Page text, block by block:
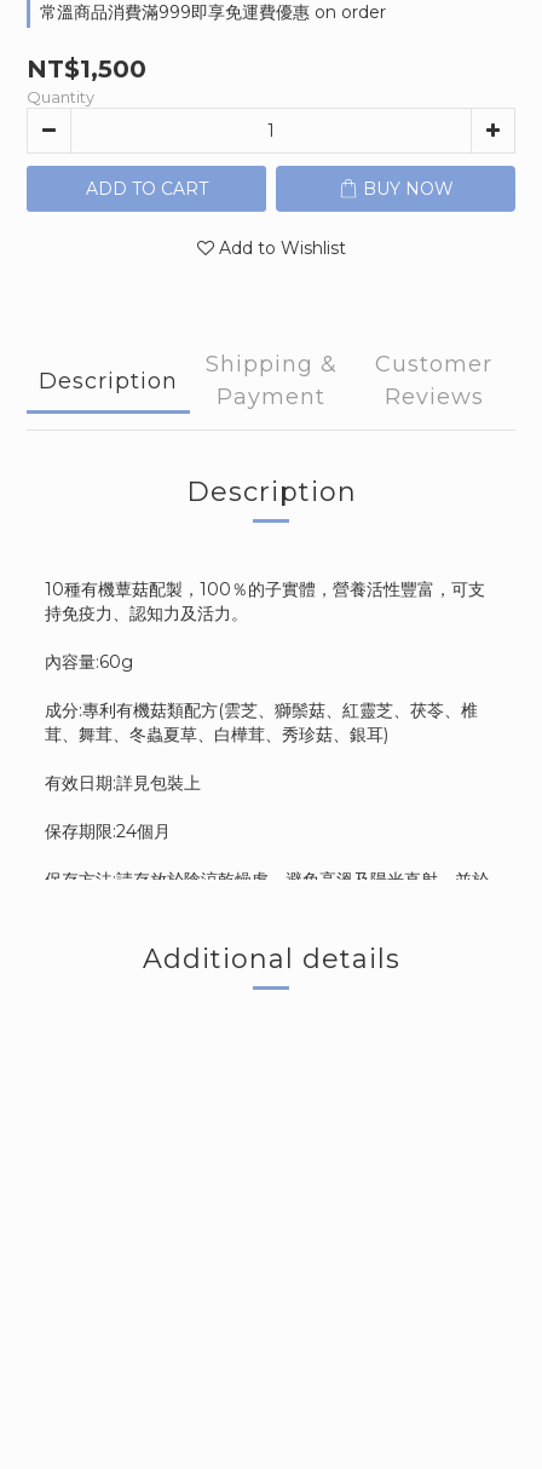
常溫商品消費滿999即享免運費優惠 on order
NT$1,500
Quantity
ADD TO CART BUY NOW
Add to Wishlist
Description
Shipping &
Payment
Customer
Reviews
Description
10種有機蕈菇配製，100％的子實體，營養活性豐富，可支
持免疫力、認知力及活力。
內容量:60g
成分:專利有機菇類配方(雲芝、獅鬃菇、紅靈芝、茯苓、椎
茸、舞茸、冬蟲夏草、白樺茸、秀珍菇、銀耳)
有效日期:詳見包裝上
保存期限:24個月
保存方法:請存放於陰涼乾燥處，避免高溫及陽光直射，並於
適用對象:離乳後、全年齡階段的犬貓適用。
Additional details